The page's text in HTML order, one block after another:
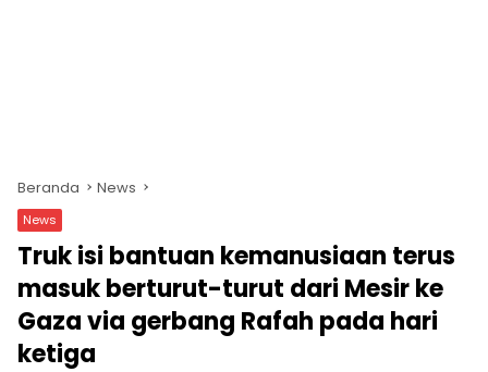
Beranda News
News
Truk isi bantuan kemanusiaan terus
masuk berturut-turut dari Mesir ke
Gaza via gerbang Rafah pada hari
ketiga